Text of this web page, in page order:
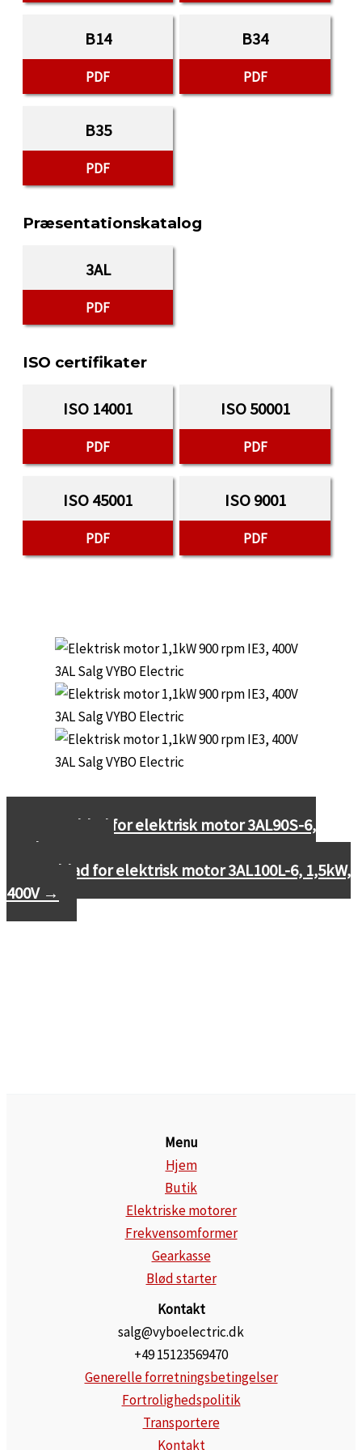
B14
PDF
B34
PDF
B35
PDF
Præsentationskatalog
3AL
PDF
ISO certifikater
ISO 14001
PDF
ISO 50001
PDF
ISO 45001
PDF
ISO 9001
PDF
Datablad for elektrisk motor 3AL90S-6,
0,75kW, 400V
Datablad for elektrisk motor 3AL100L-6, 1,5kW,
400V →
Menu
Hjem
Butik
Elektriske motorer
Frekvensomformer
Gearkasse
Blød starter
Kontakt
salg@vyboelectric.dk
+49 15123569470
Generelle forretningsbetingelser
Fortrolighedspolitik
Transportere
Kontakt